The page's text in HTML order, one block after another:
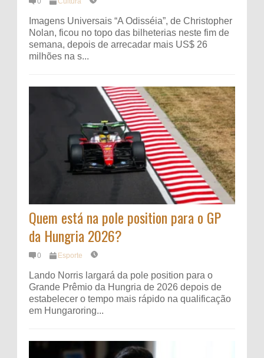
Imagens Universais “A Odisséia”, de Christopher
Nolan, ficou no topo das bilheterias neste fim de
semana, depois de arrecadar mais US$ 26
milhões na s...
Quem está na pole position para o GP
da Hungria 2026?
0 Esporte
Lando Norris largará da pole position para o
Grande Prêmio da Hungria de 2026 depois de
estabelecer o tempo mais rápido na qualificação
em Hungaroring...